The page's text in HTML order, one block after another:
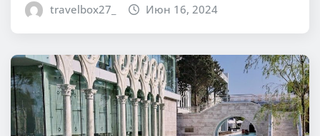
travelbox27_ Июн 16, 2024